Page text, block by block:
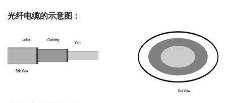
光纤电缆的示意图：